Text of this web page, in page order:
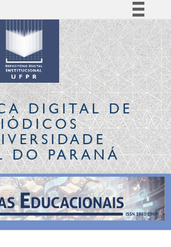
Simplifique!
Comunica BR
Participe
Acesso à informação
Legislação
Canais
DIGITALDE
DO PARANÁ